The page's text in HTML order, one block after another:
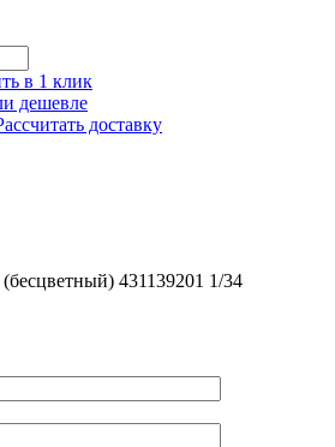
в 1 клик
дешевле
доставку
431139201 1/34